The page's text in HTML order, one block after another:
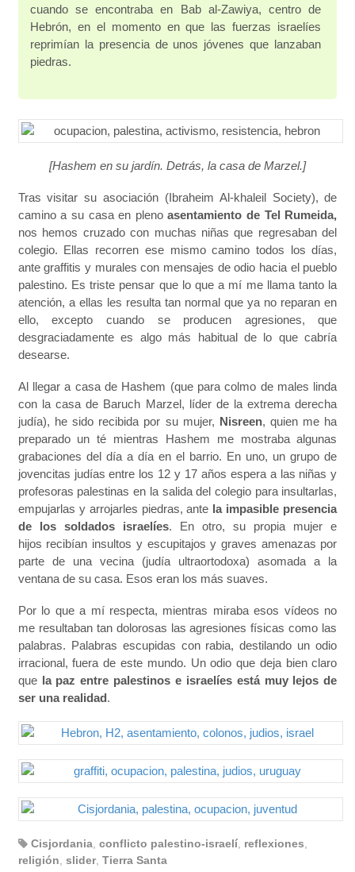
cuando se encontraba en Bab al-Zawiya, centro de
Hebrón, en el momento en que las fuerzas israelíes
reprimían la presencia de unos jóvenes que lanzaban
piedras.
[Hashem en su jardín. Detrás, la casa de Marzel.]
Tras visitar su asociación (Ibraheim Al-khaleil Society), de
camino a su casa en plenoasentamiento de Tel Rumeida,
nos hemos cruzado con muchas niñas que regresaban del
colegio. Ellas recorren ese mismo camino todos los días,
ante graffitis y murales con mensajes de odio hacia el pueblo
palestino. Es triste pensar que lo que a mí me llama tanto la
atención, a ellas les resulta tan normal que ya no reparan en
ello, excepto cuando se producen agresiones, que
desgraciadamente es algo más habitual de lo que cabría
desearse.
Al llegar a casa de Hashem (que para colmo de males linda
con la casa de Baruch Marzel, líder de la extrema derecha
judía), he sido recibida por su mujer, Nisreen, quien me ha
preparado un té mientras Hashem me mostraba algunas
grabaciones del día a día en el barrio. En uno, un grupo de
jovencitas judías entre los 12 y 17 años espera a las niñas y
profesoras palestinas en la salida del colegio para insultarlas,
empujarlas y arrojarles piedras, ante la impasible presencia
de los soldados israelíes. En otro, su propia mujer e
hijos recibían insultos y escupitajos y graves amenazas por
parte de una vecina (judía ultraortodoxa) asomada a la
ventana de su casa. Esos eran los más suaves.
Por lo que a mí respecta, mientras miraba esos vídeos no
me resultaban tan dolorosas las agresiones físicas como las
palabras. Palabras escupidas con rabia, destilando un odio
irracional, fuera de este mundo. Un odio que deja bien claro
que la paz entre palestinos e israelíes está muy lejos de
ser una realidad.
Cisjordania, conflicto palestino-israelí, reflexiones,
religión, slider, Tierra Santa